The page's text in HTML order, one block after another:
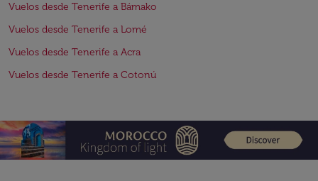
Vuelos desde Tenerife a Bámako
Vuelos desde Tenerife a Lomé
Vuelos desde Tenerife a Acra
Vuelos desde Tenerife a Cotonú